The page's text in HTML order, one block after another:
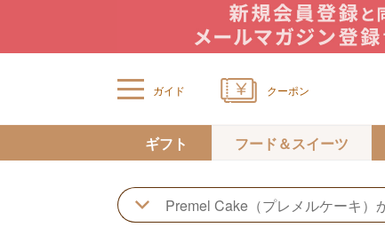
ガイド クーポン
ギフト フード＆スイーツ